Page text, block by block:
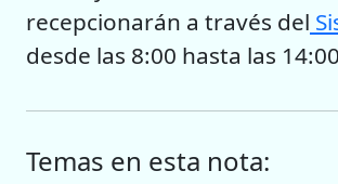
recepcionarán a través del
desde las 8:00 hasta las
Temas en esta nota: